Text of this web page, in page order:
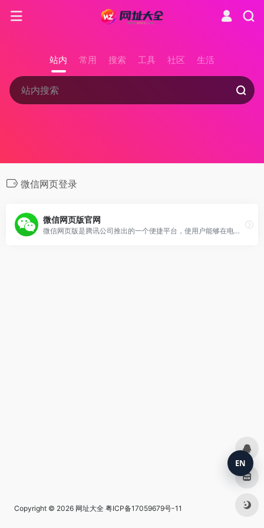
站内 常用 搜索 工具 社区 生活
微信网页登录
微信网页版官网
微信网页版是腾讯公司推出的一个便捷平台，使用户能够在电脑浏览器上实现微信的主要功能，如发送消息、语音和视频通话以及文件共享等。
Copyright © 2026 网址大全 粤ICP备17059679号-11
EN